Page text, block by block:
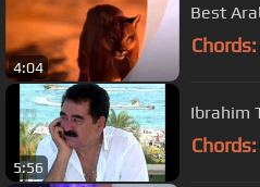
4:04
Best
Chords:
5:56
Ibrahim
Chords: